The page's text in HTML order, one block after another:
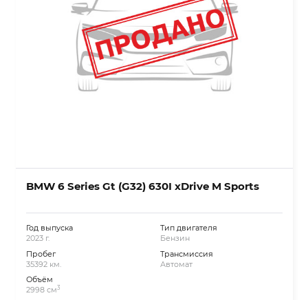
BMW 6 Series Gt (G32) 630I xDrive M Sports
Год выпуска
2023 г.
Пробег
35392 км.
Объём
2998 см3
Тип двигателя
Бензин
Трансмиссия
Автомат